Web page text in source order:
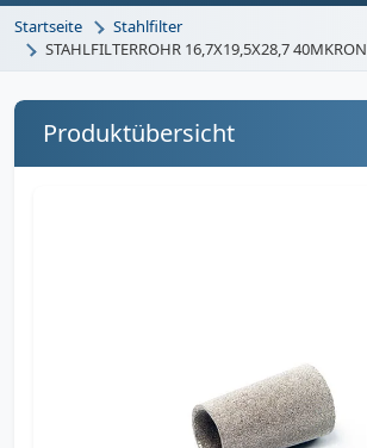
Startseite
Stahlfilter
STAHLFILTERROHR 16,7X19,5X28,7 40MKRON
Produktübersicht